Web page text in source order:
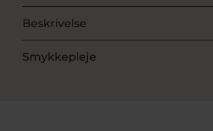
Beskrivelse
Smykkepleje